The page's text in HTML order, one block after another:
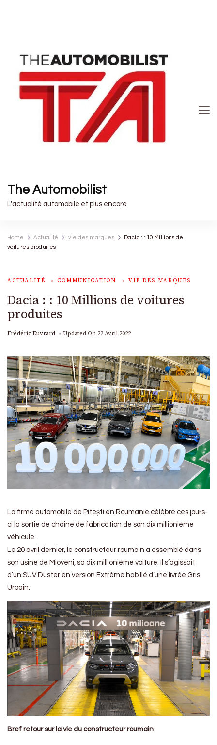
The Automobilist
L'actualité automobile et plus encore
Home Actualité vie des marques
Dacia : : 10 Millions de
voitures produites
ACTUALITÉ COMMUNICATION VIE DES MARQUES
Dacia : : 10 Millions de voitures
produites
Frédéric Euvrard Updated On 27 Avril 2022
La firme automobile de Pitești en Roumanie célèbre ces jours-
ci la sortie de chaine de fabrication de son dix millionième
véhicule.
Le 20 avril dernier, le constructeur roumain a assemblé dans
son usine de Mioveni, sa dix millionième voiture. Il s’agissait
d’un SUV Duster en version Extrême habillé d’une livrée Gris
Urbain.
Bref retour sur la vie du constructeur roumain